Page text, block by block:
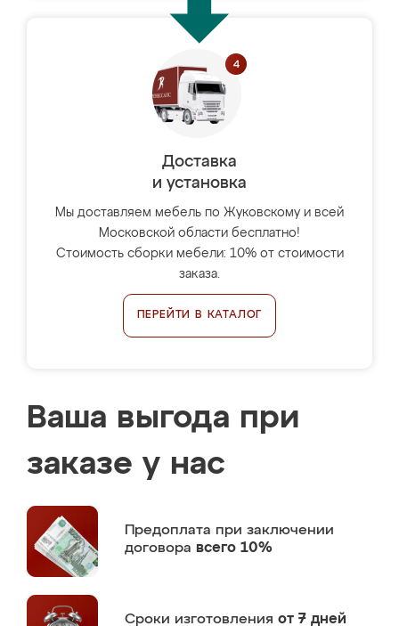
Доставка
и установка
Мы доставляем мебель по Жуковскому и всей
Московской области бесплатно!
Стоимость сборки мебели: 10% от стоимости
заказа.
ПЕРЕЙТИ В КАТАЛОГ
Ваша выгода при
заказе у нас
Предоплата при заключении
договора всего 10%
Сроки изготовления от 7 дней